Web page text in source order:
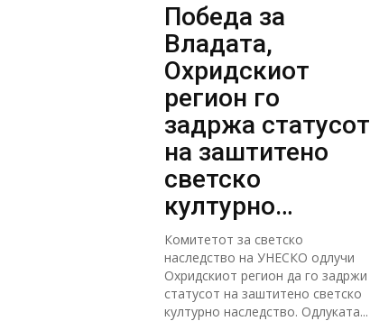
Победа за
Владата,
Охридскиот
регион го
задржа статусот
на заштитено
светско
културно
наследство
Комитетот за светско
наследство на УНЕСКО одлучи
Охридскиот регион да го задржи
статусот на заштитено светско
културно наследство. Одлуката...